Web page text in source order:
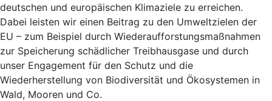
deutschen und europäischen Klimaziele zu erreichen.
Dabei leisten wir einen Beitrag zu den Umweltzielen der
EU – zum Beispiel durch Wiederaufforstungsmaßnahmen
zur Speicherung schädlicher Treibhausgase und durch
unser Engagement für den Schutz und die
Wiederherstellung von Biodiversität und Ökosystemen in
Wald, Mooren und Co.